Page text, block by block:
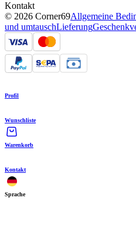
Kontakt
© 2026 Corner69Allgemeine
und umtauschLieferung
Profil
Wunschliste
Warenkorb
Kontakt
Sprache